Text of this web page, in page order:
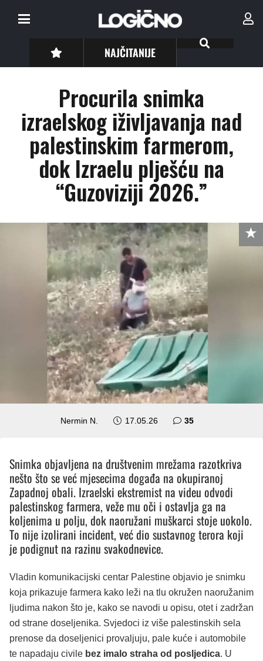
NAJČITANIJE
Procurila snimka
izraelskog iživljavanja nad
palestinskim farmerom,
dok Izraelu plješću na
“Guzoviziji 2026.”
Nermin N. 17.05.26 35komentara
Snimka objavljena na društvenim mrežama razotkriva
nešto što se već mjesecima događa na okupiranoj
Zapadnoj obali. Izraelski ekstremist na videu odvodi
palestinskog farmera, veže mu oči i ostavlja ga na
koljenima u polju, dok naoružani muškarci stoje uokolo.
To nije izolirani incident, već dio sustavnog terora koji
je podignut na razinu svakodnevice.
Vladin komunikacijski centar Palestine objavio je snimku
koja prikazuje farmera kako leži na tlu okružen naoružanim
ljudima nakon što je, kako se navodi u opisu, otet i zadržan
od strane doseljenika. Svjedoci iz više palestinskih sela
prenose da doseljenici provaljuju, pale kuće i automobile
te napadaju civile bez imalo straha od posljedica. U